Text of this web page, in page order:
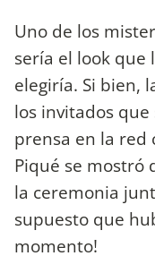
Uno de los
sería el look
elegiría. Si bien,
los invitados
prensa en la red
Piqué se
la ceremonia
supuesto que
momento!